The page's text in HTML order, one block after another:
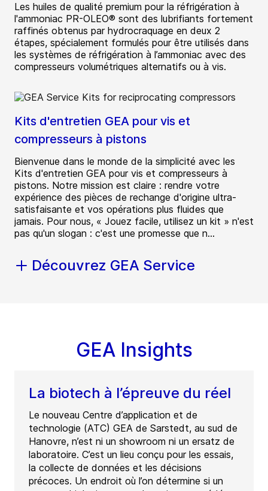
Les huiles de qualité premium pour la réfrigération à
l'ammoniac PR-OLEO® sont des lubrifiants fortement
raffinés obtenus par hydrocraquage en deux 2
étapes, spécialement formulés pour être utilisés dans
les systèmes de réfrigération à l’ammoniac avec des
compresseurs volumétriques alternatifs ou à vis.
Kits d'entretien GEA pour vis et
compresseurs à pistons
Bienvenue dans le monde de la simplicité avec les
Kits d'entretien GEA pour vis et compresseurs à
pistons. Notre mission est claire : rendre votre
expérience des pièces de rechange d'origine ultra-
satisfaisante et vos opérations plus fluides que
jamais. Pour nous, « Jouez facile, utilisez un kit » n'est
pas qu'un slogan : c'est une promesse que n...
Découvrez GEA Service
GEA Insights
La biotech à l’épreuve du réel
Le nouveau Centre d’application et de
technologie (ATC) GEA de Sarstedt, au sud de
Hanovre, n’est ni un showroom ni un ersatz de
laboratoire. C’est un lieu conçu pour les essais,
la collecte de données et les décisions
précoces. Un endroit où l’on détermine si un